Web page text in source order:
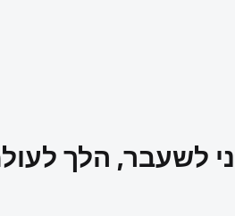
לשעבר, הלך